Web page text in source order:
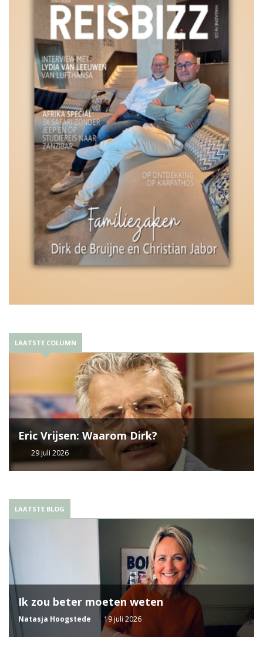
LAATSTE COLUMN
Eric Vrijsen: Waarom Dirk?
29 juli 2026
LAATSTE BLOG
Ik zou beter moeten weten
Natasja Hoogstede 19 juli 2026